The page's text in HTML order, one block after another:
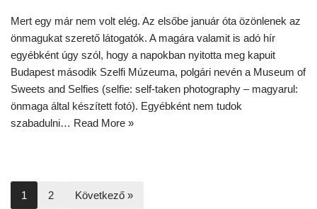
Mert egy már nem volt elég. Az elsőbe január óta özönlenek az
önmagukat szerető látogatók. A magára valamit is adó hír
egyébként úgy szól, hogy a napokban nyitotta meg kapuit
Budapest második Szelfi Múzeuma, polgári nevén a Museum of
Sweets and Selfies (selfie: self-taken photography – magyarul:
önmaga által készített fotó). Egyébként nem tudok
szabadulni… Read More »
1 2 Következő »